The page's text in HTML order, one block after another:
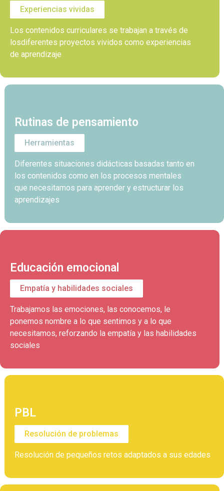
Experiencias vividas
Los contenidos curriculares se trabajan a través de
losdiferentes proyectos vividos como experiencias
de aprendizaje
Rutinas de pensamiento
Herramientas
Diferentes situaciones didácticas basadas tanto en
los contenidos como en los procesos mentales
que necesitamos para aprender y estructurar los
aprendizajes
Educación emocional
Empatía y habilidades sociales
Trabajamos las emociones, las conocemos, le
ponemos nombre a lo que sentimos y a lo que
necesitamos, reforzando la empatía y las habilidades
sociales
PBL
Resolución de problemas
Resolución de pequeños retos adaptados a sus edades